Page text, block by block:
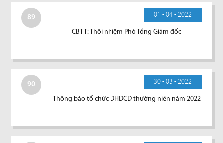
89 01 - 04 - 2022
CBTT: Thôi nhiệm Phó Tổng Giám đốc
90 30 - 03 - 2022
Thông báo tổ chức ĐHĐCĐ thường niên năm 2022